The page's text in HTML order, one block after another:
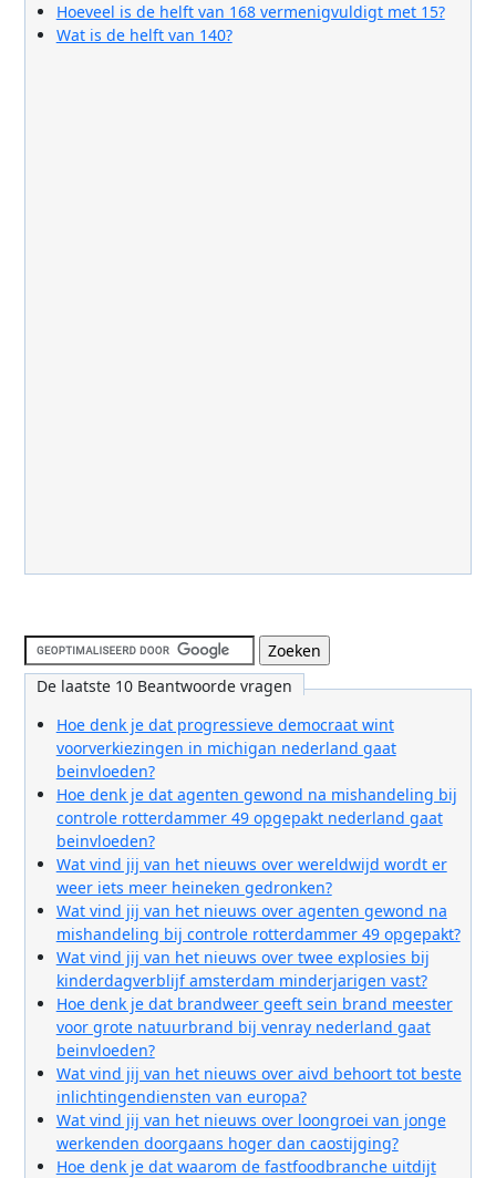
Hoeveel is de helft van 168 vermenigvuldigt met 15?
Wat is de helft van 140?
De laatste 10 Beantwoorde vragen
Hoe denk je dat progressieve democraat wint
voorverkiezingen in michigan nederland gaat
beinvloeden?
Hoe denk je dat agenten gewond na mishandeling bij
controle rotterdammer 49 opgepakt nederland gaat
beinvloeden?
Wat vind jij van het nieuws over wereldwijd wordt er
weer iets meer heineken gedronken?
Wat vind jij van het nieuws over agenten gewond na
mishandeling bij controle rotterdammer 49 opgepakt?
Wat vind jij van het nieuws over twee explosies bij
kinderdagverblijf amsterdam minderjarigen vast?
Hoe denk je dat brandweer geeft sein brand meester
voor grote natuurbrand bij venray nederland gaat
beinvloeden?
Wat vind jij van het nieuws over aivd behoort tot beste
inlichtingendiensten van europa?
Wat vind jij van het nieuws over loongroei van jonge
werkenden doorgaans hoger dan caostijging?
Hoe denk je dat waarom de fastfoodbranche uitdijt